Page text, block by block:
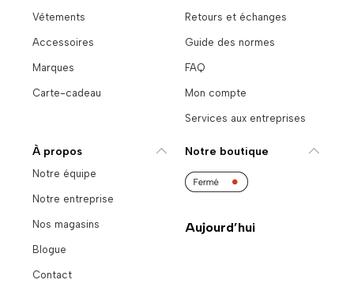
Vêtements
Accessoires
Marques
Carte-cadeau
Retours et échanges
Guide des normes
FAQ
Mon compte
Services aux entreprises
À propos
Notre équipe
Notre entreprise
Nos magasins
Blogue
Contact
Notre boutique
Aujourd’hui